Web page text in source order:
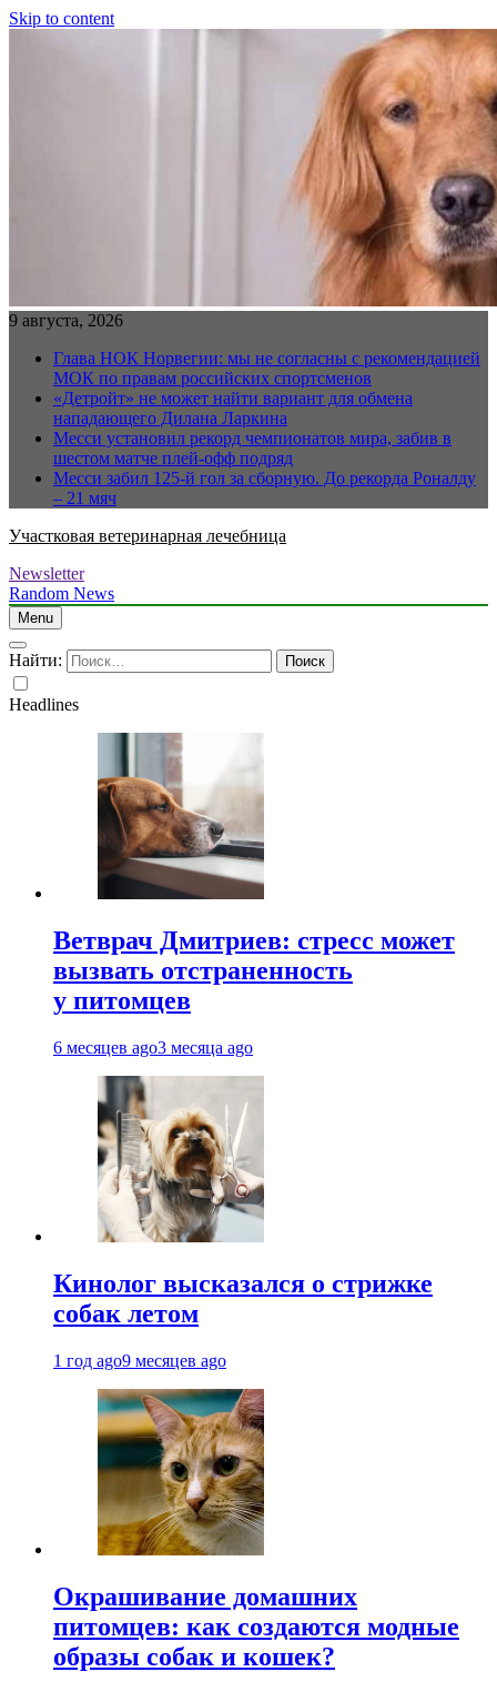
Skip to content
9 августа, 2026
Глава НОК Норвегии: мы не согласны с рекомендацией
МОК по правам российских спортсменов
«Детройт» не может найти вариант для обмена
нападающего Дилана Ларкина
Месси установил рекорд чемпионатов мира, забив в
шестом матче плей‑офф подряд
Месси забил 125-й гол за сборную. До рекорда Роналду
– 21 мяч
Участковая ветеринарная лечебница
Newsletter
Random News
Menu
Найти:
Headlines
Ветврач Дмитриев: стресс может
вызвать отстраненность
у питомцев
6 месяцев ago3 месяца ago
Кинолог высказался о стрижке
собак летом
1 год ago9 месяцев ago
Окрашивание домашних
питомцев: как создаются модные
образы собак и кошек?